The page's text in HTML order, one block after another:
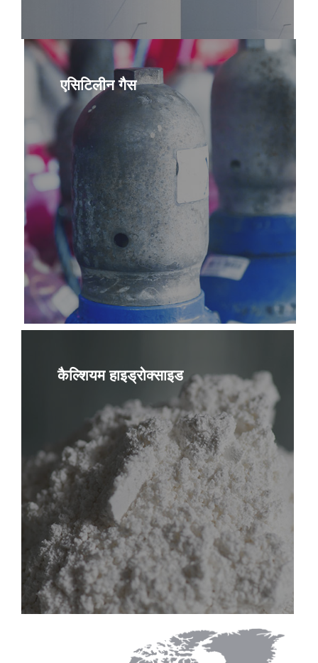
एसिटिलीन गैस
और
अधिक
कैल्शियम हाइड्रोक्साइड